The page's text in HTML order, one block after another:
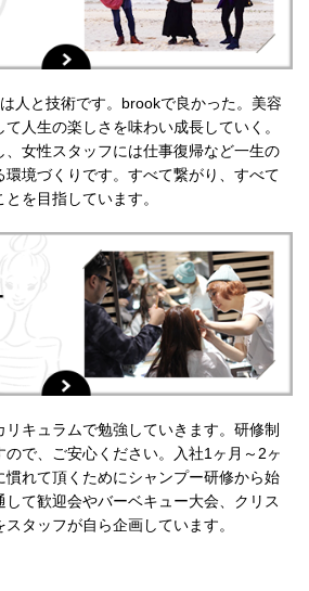
人と技術です。brookで良かった。美容
人生の楽しさを味わい成長していく。
女性スタッフには仕事復帰など一生の
境づくりです。すべて繋がり、すべて
を目指しています。
キュラムで勉強していきます。研修制
ので、ご安心ください。入社1ヶ月～2ヶ
慣れて頂くためにシャンプー研修から始
て歓迎会やバーベキュー大会、クリス
タッフが自ら企画しています。